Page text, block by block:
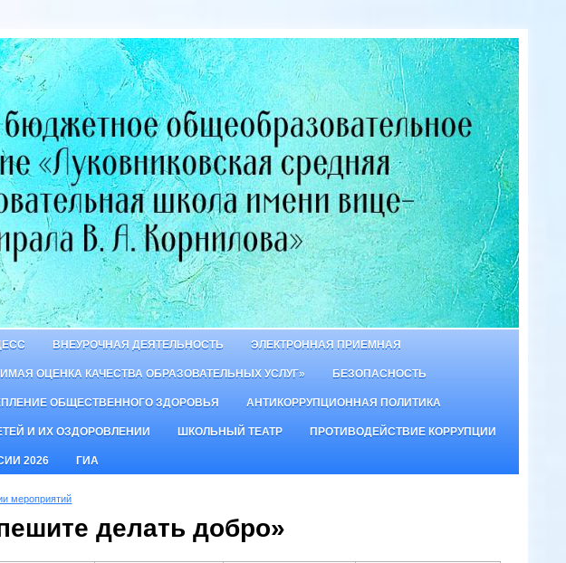
ВНЕУРОЧНАЯ ДЕЯТЕЛЬНОСТЬ ЭЛЕКТРОННАЯ ПРИЕМНАЯ
ОЦЕНКА КАЧЕСТВА ОБРАЗОВАТЕЛЬНЫХ УСЛУГ» БЕЗОПАСНОСТЬ
ОБЩЕСТВЕННОГО ЗДОРОВЬЯ АНТИКОРРУПЦИОННАЯ ПОЛИТИКА
И ИХ ОЗДОРОВЛЕНИИ ШКОЛЬНЫЙ ТЕАТР ПРОТИВОДЕЙСТВИЕ КОРРУПЦИИ
2026 ГИА
мероприятий
делать добро»